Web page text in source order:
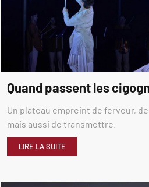
Quand passent les
Un plateau empreint de ferveur,
mais aussi de transmettre.
LIRE LA SUITE